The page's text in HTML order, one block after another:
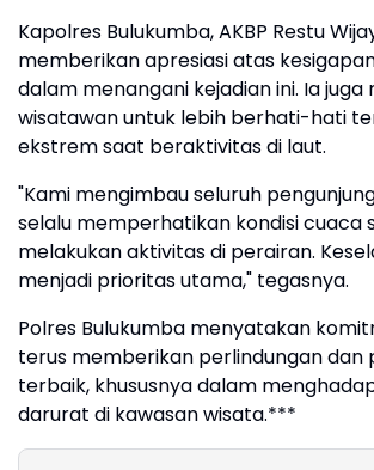
Kapolres Bulukumba, AKBP Restu
memberikan apresiasi atas
dalam menangani kejadian ini. Ia
wisatawan untuk lebih berhati-hati
ekstrem saat beraktivitas di laut.
"Kami mengimbau seluruh
selalu memperhatikan kondisi cuaca
melakukan aktivitas di perairan.
menjadi prioritas utama," tegasnya.
Polres Bulukumba menyatakan
terus memberikan perlindungan dan
terbaik, khususnya dalam
darurat di kawasan wisata.***